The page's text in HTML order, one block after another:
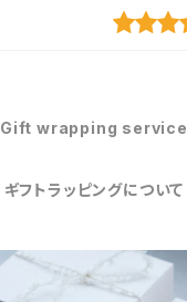
Gift wrapping service
ギフトラッピングについて